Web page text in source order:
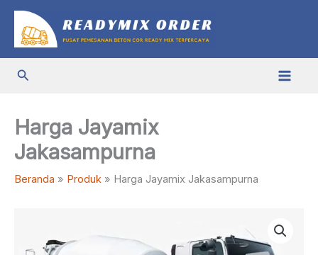
konten
Cari
Harga Jayamix
Jakasampurna
Beranda Produk Harga Jayamix Jakasampurna